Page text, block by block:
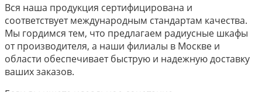
Вся наша продукция сертифицирована и
соответствует международным стандартам качества.
Мы гордимся тем, что предлагаем радиусные шкафы
от производителя, а наши филиалы в Москве и
области обеспечивает быструю и надежную доставку
ваших заказов.